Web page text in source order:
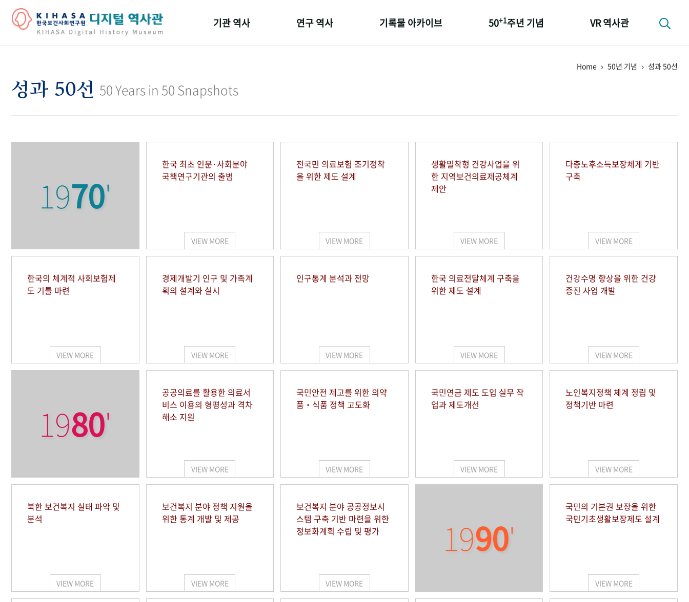
기관 역사
기관 변천사
연구 역사 기록물 아카이브 50+1주년 기념 VR 역사관
Home 50년 기념 성과 50선
성과 50선 50 Years in 50 Snapshots
1970'
한국 최초 인문·사회분야
국책연구기관의 출범
VIEW MORE
전국민 의료보험 조기정착
을 위한 제도 설계
VIEW MORE
생활밀착형 건강사업을 위
한 지역보건의료제공체계
제안
VIEW MORE
다층노후소득보장체계 기반
구축
VIEW MORE
한국의 체계적 사회보험제
도 기틀 마련
VIEW MORE
경제개발기 인구 및 가족계
획의 설계와 실시
VIEW MORE
인구통계 분석과 전망
VIEW MORE
한국 의료전달체계 구축을
위한 제도 설계
VIEW MORE
건강수명 향상을 위한 건강
증진 사업 개발
VIEW MORE
1980'
공공의료를 활용한 의료서
비스 이용의 형평성과 격차
해소 지원
VIEW MORE
국민안전 제고를 위한 의약
품‧식품 정책 고도화
VIEW MORE
국민연금 제도 도입 실무 작
업과 제도개선
VIEW MORE
노인복지정책 체계 정립 및
정책기반 마련
VIEW MORE
북한 보건복지 실태 파악 및
분석
VIEW MORE
보건복지 분야 정책 지원을
위한 통계 개발 및 제공
VIEW MORE
보건복지 분야 공공정보시
스템 구축 기반 마련을 위한
정보화계획 수립 및 평가
VIEW MORE
1990'
국민의 기본권 보장을 위한
국민기초생활보장제도 설계
VIEW MORE